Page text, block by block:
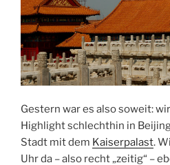
Gestern war es also soweit:
Highlight schlechthin in
Stadt mit dem Kaiserpalast.
Uhr da – also recht „zeitig“ –